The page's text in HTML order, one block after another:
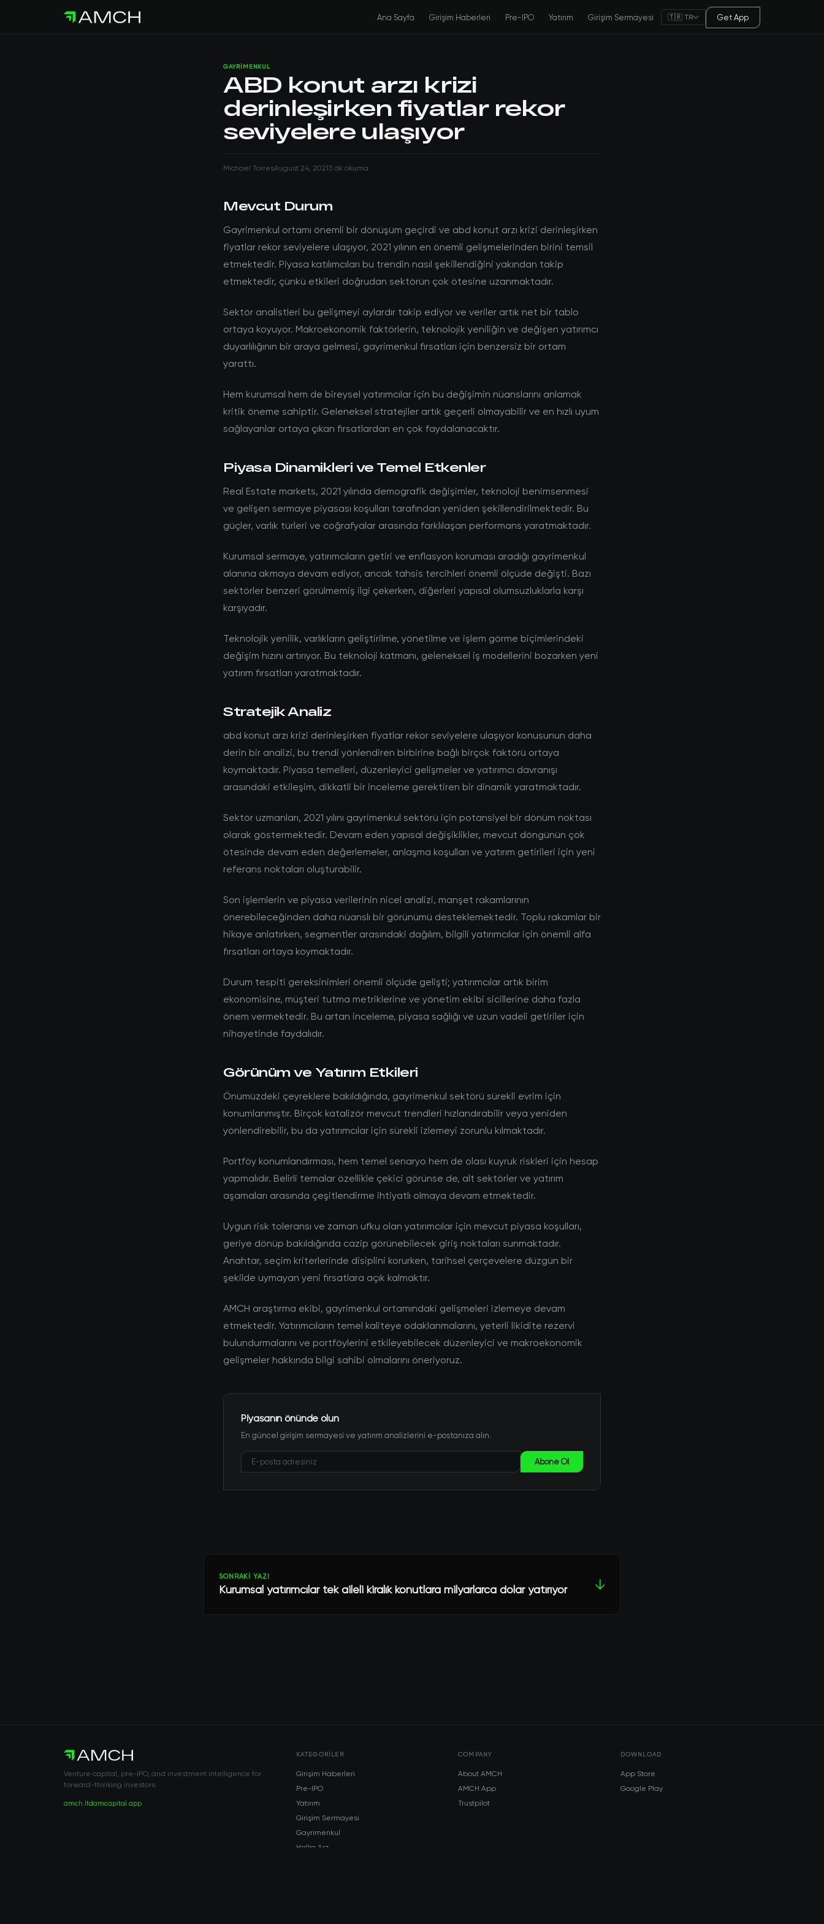
Ana Sayfa Girişim Haberleri Pre-IPO Yatırım Girişim Sermayesi 🇹🇷 TR Get App
GAYRIMENKUL
ABD konut arzı krizi
derinleşirken fiyatlar rekor
seviyelere ulaşıyor
Michael TorresAugust 24, 20213 dk okuma
Mevcut Durum
Gayrimenkul ortamı önemli bir dönüşüm geçirdi ve abd konut arzı krizi derinleşirken
fiyatlar rekor seviyelere ulaşıyor, 2021 yılının en önemli gelişmelerinden birini temsil
etmektedir. Piyasa katılımcıları bu trendin nasıl şekillendiğini yakından takip
etmektedir, çünkü etkileri doğrudan sektörün çok ötesine uzanmaktadır.
Sektör analistleri bu gelişmeyi aylardır takip ediyor ve veriler artık net bir tablo
ortaya koyuyor. Makroekonomik faktörlerin, teknolojik yeniliğin ve değişen yatırımcı
duyarlılığının bir araya gelmesi, gayrimenkul fırsatları için benzersiz bir ortam
yarattı.
Hem kurumsal hem de bireysel yatırımcılar için bu değişimin nüanslarını anlamak
kritik öneme sahiptir. Geleneksel stratejiler artık geçerli olmayabilir ve en hızlı uyum
sağlayanlar ortaya çıkan fırsatlardan en çok faydalanacaktır.
Piyasa Dinamikleri ve Temel Etkenler
Real Estate markets, 2021 yılında demografik değişimler, teknoloji benimsenmesi
ve gelişen sermaye piyasası koşulları tarafından yeniden şekillendirilmektedir. Bu
güçler, varlık türleri ve coğrafyalar arasında farklılaşan performans yaratmaktadır.
Kurumsal sermaye, yatırımcıların getiri ve enflasyon koruması aradığı gayrimenkul
alanına akmaya devam ediyor, ancak tahsis tercihleri önemli ölçüde değişti. Bazı
sektörler benzeri görülmemiş ilgi çekerken, diğerleri yapısal olumsuzluklarla karşı
karşıyadır.
Teknolojik yenilik, varlıkların geliştirilme, yönetilme ve işlem görme biçimlerindeki
değişim hızını artırıyor. Bu teknoloji katmanı, geleneksel iş modellerini bozarken yeni
yatırım fırsatları yaratmaktadır.
Stratejik Analiz
abd konut arzı krizi derinleşirken fiyatlar rekor seviyelere ulaşıyor konusunun daha
derin bir analizi, bu trendi yönlendiren birbirine bağlı birçok faktörü ortaya
koymaktadır. Piyasa temelleri, düzenleyici gelişmeler ve yatırımcı davranışı
arasındaki etkileşim, dikkatli bir inceleme gerektiren bir dinamik yaratmaktadır.
Sektör uzmanları, 2021 yılını gayrimenkul sektörü için potansiyel bir dönüm noktası
olarak göstermektedir. Devam eden yapısal değişiklikler, mevcut döngünün çok
ötesinde devam eden değerlemeler, anlaşma koşulları ve yatırım getirileri için yeni
referans noktaları oluşturabilir.
Son işlemlerin ve piyasa verilerinin nicel analizi, manşet rakamlarının
önerebileceğinden daha nüanslı bir görünümü desteklemektedir. Toplu rakamlar bir
hikaye anlatırken, segmentler arasındaki dağılım, bilgili yatırımcılar için önemli alfa
fırsatları ortaya koymaktadır.
Durum tespiti gereksinimleri önemli ölçüde gelişti; yatırımcılar artık birim
ekonomisine, müşteri tutma metriklerine ve yönetim ekibi sicillerine daha fazla
önem vermektedir. Bu artan inceleme, piyasa sağlığı ve uzun vadeli getiriler için
nihayetinde faydalıdır.
Görünüm ve Yatırım Etkileri
Önümüzdeki çeyreklere bakıldığında, gayrimenkul sektörü sürekli evrim için
konumlanmıştır. Birçok katalizör mevcut trendleri hızlandırabilir veya yeniden
yönlendirebilir, bu da yatırımcılar için sürekli izlemeyi zorunlu kılmaktadır.
Portföy konumlandırması, hem temel senaryo hem de olası kuyruk riskleri için hesap
yapmalıdır. Belirli temalar özellikle çekici görünse de, alt sektörler ve yatırım
aşamaları arasında çeşitlendirme ihtiyatlı olmaya devam etmektedir.
Uygun risk toleransı ve zaman ufku olan yatırımcılar için mevcut piyasa koşulları,
geriye dönüp bakıldığında cazip görünebilecek giriş noktaları sunmaktadır.
Anahtar, seçim kriterlerinde disiplini korurken, tarihsel çerçevelere düzgün bir
şekilde uymayan yeni fırsatlara açık kalmaktır.
AMCH araştırma ekibi, gayrimenkul ortamındaki gelişmeleri izlemeye devam
etmektedir. Yatırımcıların temel kaliteye odaklanmalarını, yeterli likidite rezervi
bulundurmalarını ve portföylerini etkileyebilecek düzenleyici ve makroekonomik
gelişmeler hakkında bilgi sahibi olmalarını öneriyoruz.
Piyasanın önünde olun
En güncel girişim sermayesi ve yatırım analizlerini e-postanıza alın.
Abone Ol
SONRAKI YAZI
Kurumsal yatırımcılar tek aileli kiralık konutlara milyarlarca dolar yatırıyor ↓
Venture capital, pre-IPO, and investment intelligence for
forward-thinking investors.
amch.ltdamcapital.app
KATEGORILER
Girişim Haberleri
Pre-IPO
Yatırım
Girişim Sermayesi
Gayrimenkul
Halka Arz
COMPANY
About AMCH
AMCH App
Trustpilot
DOWNLOAD
App Store
Google Play